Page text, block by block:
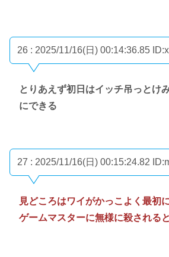
26 : 2025/11/16(日) 00:14:36.85
とりあえず初日はイッチ吊っとけ
にできる
27 : 2025/11/16(日) 00:15:24.82
見どころはワイがかっこよく最初
ゲームマスターに無様に殺される